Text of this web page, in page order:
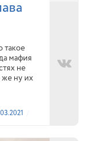
такое
мафия
не
же ну их